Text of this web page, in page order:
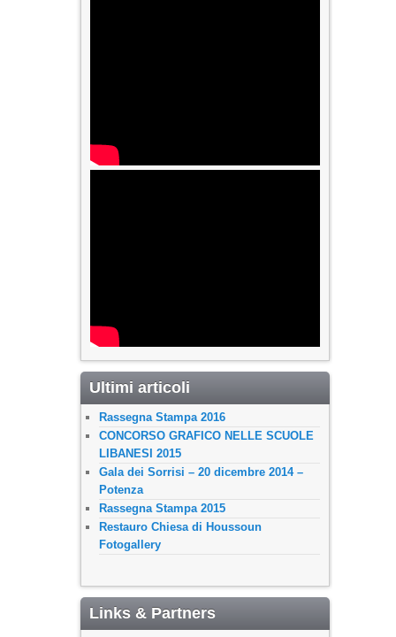
Ultimi articoli
Rassegna Stampa 2016
CONCORSO GRAFICO NELLE SCUOLE
LIBANESI 2015
Gala dei Sorrisi – 20 dicembre 2014 –
Potenza
Rassegna Stampa 2015
Restauro Chiesa di Houssoun
Fotogallery
Links & Partners